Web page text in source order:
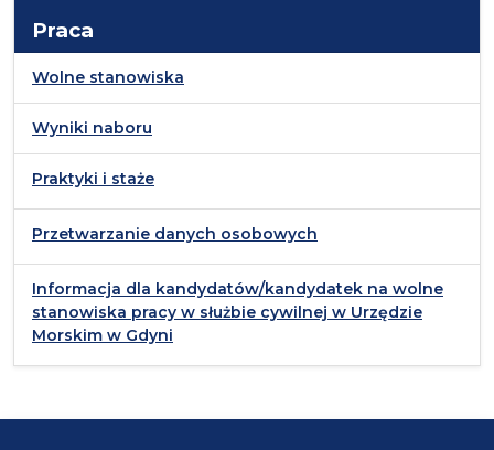
Praca
Wolne stanowiska
Wyniki naboru
Praktyki i staże
Przetwarzanie danych osobowych
Informacja dla kandydatów/kandydatek na wolne
stanowiska pracy w służbie cywilnej w Urzędzie
Morskim w Gdyni